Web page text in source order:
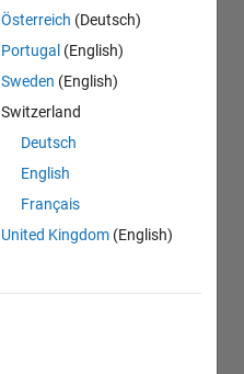
Österreich (Deutsch)
Portugal (English)
Sweden (English)
Switzerland
Deutsch
English
Français
United Kingdom (English)